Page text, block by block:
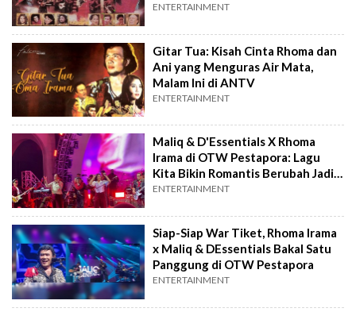
ENTERTAINMENT
Gitar Tua: Kisah Cinta Rhoma dan
Ani yang Menguras Air Mata,
Malam Ini di ANTV
ENTERTAINMENT
Maliq & D'Essentials X Rhoma
Irama di OTW Pestapora: Lagu
Kita Bikin Romantis Berubah Jadi
Dangdut
ENTERTAINMENT
Siap-Siap War Tiket, Rhoma Irama
x Maliq & DEssentials Bakal Satu
Panggung di OTW Pestapora
ENTERTAINMENT